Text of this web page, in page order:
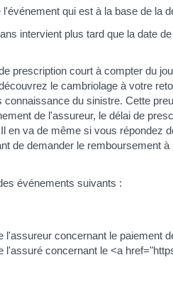
qui est à la base de la
intervient plus tard que la date
prescription court à compter du
le cambriolage à votre
du sinistre. Cette
de l'assureur, le délai de
en va de même si vous répondez
de demander le remboursement
événements suivants :
concernant le paiement
concernant le <a